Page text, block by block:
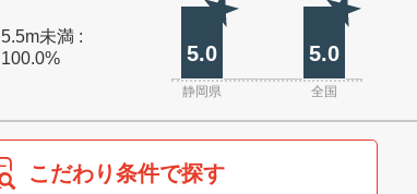
5.5m未満 :
100.0%
5.0 5.0
静岡県 全国
こだわり条件で探す